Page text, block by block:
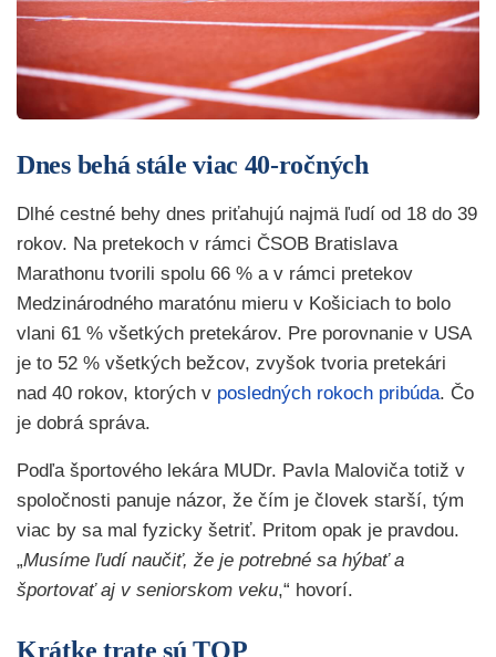
Dnes behá stále viac 40-ročných
Dlhé cestné behy dnes priťahujú najmä ľudí od 18 do 39
rokov. Na pretekoch v rámci ČSOB Bratislava
Marathonu tvorili spolu 66 % a v rámci pretekov
Medzinárodného maratónu mieru v Košiciach to bolo
vlani 61 % všetkých pretekárov. Pre porovnanie v USA
je to 52 % všetkých bežcov, zvyšok tvoria pretekári
nad 40 rokov, ktorých v posledných rokoch pribúda. Čo
je dobrá správa.
Podľa športového lekára MUDr. Pavla Maloviča totiž v
spoločnosti panuje názor, že čím je človek starší, tým
viac by sa mal fyzicky šetriť. Pritom opak je pravdou.
„Musíme ľudí naučiť, že je potrebné sa hýbať a
športovať aj v seniorskom veku,“ hovorí.
Krátke trate sú TOP